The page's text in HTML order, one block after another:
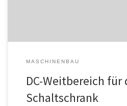
MASCHINENBAU
DC-Weitbereich für
Schaltschrank